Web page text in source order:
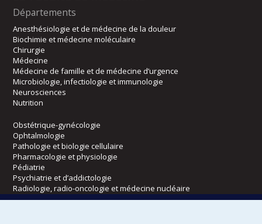
Départements
Anesthésiologie et de médecine de la douleur
Biochimie et médecine moléculaire
Chirurgie
Médecine
Médecine de famille et de médecine d’urgence
Microbiologie, infectiologie et immunologie
Neurosciences
Nutrition
Obstétrique-gynécologie
Ophtalmologie
Pathologie et biologie cellulaire
Pharmacologie et physiologie
Pédiatrie
Psychiatrie et d’addictologie
Radiologie, radio-oncologie et médecine nucléaire